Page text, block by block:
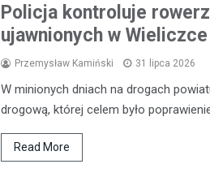
Policja kontroluje
ujawnionych w Wieliczce
Przemysław Kamiński 31 lipca 2026
W minionych dniach na drogach
drogową, której celem było
Read More